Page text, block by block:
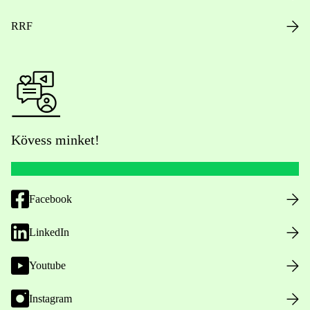
RRF
Kövess minket!
Facebook
LinkedIn
Youtube
Instagram